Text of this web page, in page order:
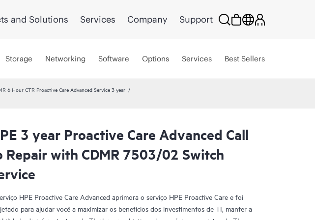
and Solutions Services Company Support
Storage Networking Software Options Services Best Sellers
6 Hour CTR Proactive Care Advanced Service 3 year
3 year Proactive Care Advanced Call
Repair with CDMR 7503/02 Switch
HPE Proactive Care Advanced aprimora o serviço HPE Proactive Care e foi
para ajudar você a maximizar os benefícios dos investimentos de TI, manter a